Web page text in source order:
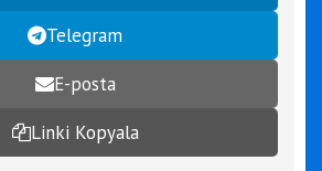
Telegram
E-posta
Linki Kopyala